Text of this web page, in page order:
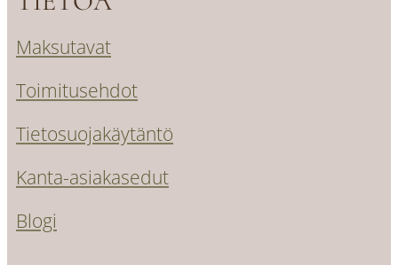
Maksutavat
Toimitusehdot
Tietosuojakäytäntö
Kanta-asiakasedut
Blogi